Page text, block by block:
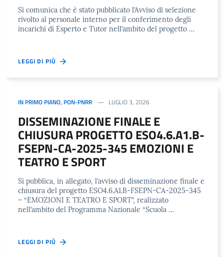
Si comunica che è stato pubblicato l’Avviso di selezione
rivolto al personale interno per il conferimento degli
incarichi di Esperto e Tutor nell’ambito del progetto …
LEGGI DI PIÙ
IN PRIMO PIANO, PON-PNRR LUGLIO 3, 2026
DISSEMINAZIONE FINALE E
CHIUSURA PROGETTO ESO4.6.A1.B-
FSEPN-CA-2025-345 EMOZIONI E
TEATRO E SPORT
Si pubblica, in allegato, l’avviso di disseminazione finale e
chiusura del progetto ESO4.6.A1.B-FSEPN-CA-2025-345
– “EMOZIONI E TEATRO E SPORT”, realizzato
nell’ambito del Programma Nazionale “Scuola …
LEGGI DI PIÙ